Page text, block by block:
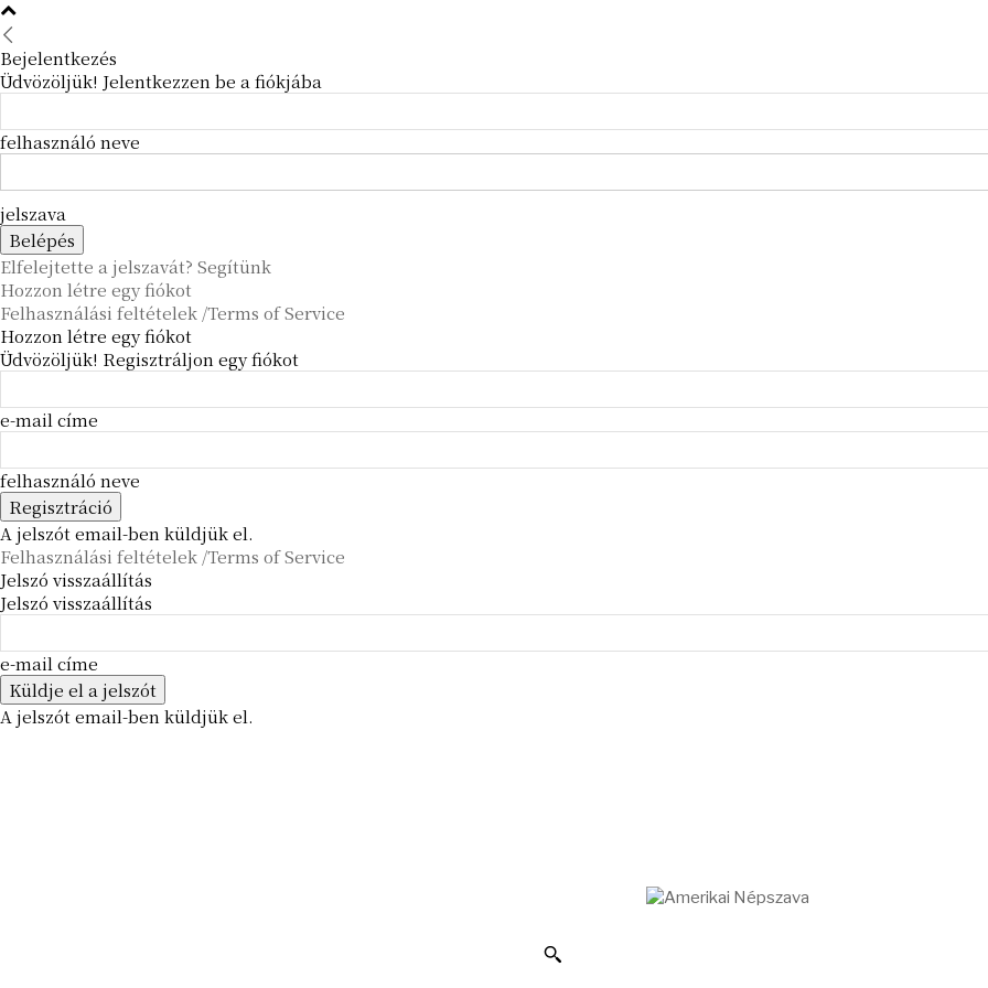
Bejelentkezés
Üdvözöljük! Jelentkezzen be a fiókjába
felhasználó neve
jelszava
Elfelejtette a jelszavát? Segítünk
Hozzon létre egy fiókot
Felhasználási feltételek /Terms of Service
Hozzon létre egy fiókot
Üdvözöljük! Regisztráljon egy fiókot
e-mail címe
felhasználó neve
A jelszót email-ben küldjük el.
Felhasználási feltételek /Terms of Service
Jelszó visszaállítás
Jelszó visszaállítás
e-mail címe
A jelszót email-ben küldjük el.